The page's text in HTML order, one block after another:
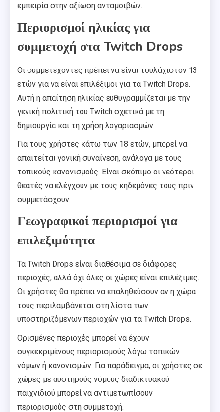
εμπειρία στην αξίωση ανταμοιβών.
Περιορισμοί ηλικίας για
συμμετοχή στα Twitch Drops
Οι συμμετέχοντες πρέπει να είναι τουλάχιστον 13
ετών για να είναι επιλέξιμοι για τα Twitch Drops.
Αυτή η απαίτηση ηλικίας ευθυγραμμίζεται με την
γενική πολιτική του Twitch σχετικά με τη
δημιουργία και τη χρήση λογαριασμών.
Για τους χρήστες κάτω των 18 ετών, μπορεί να
απαιτείται γονική συναίνεση, ανάλογα με τους
τοπικούς κανονισμούς. Είναι σκόπιμο οι νεότεροι
θεατές να ελέγχουν με τους κηδεμόνες τους πριν
συμμετάσχουν.
Γεωγραφικοί περιορισμοί για
επιλεξιμότητα
Τα Twitch Drops είναι διαθέσιμα σε διάφορες
περιοχές, αλλά όχι όλες οι χώρες είναι επιλέξιμες.
Οι χρήστες θα πρέπει να επαληθεύσουν αν η χώρα
τους περιλαμβάνεται στη λίστα των
υποστηριζόμενων περιοχών για τα Twitch Drops.
Ορισμένες περιοχές μπορεί να έχουν
συγκεκριμένους περιορισμούς λόγω τοπικών
νόμων ή κανονισμών. Για παράδειγμα, οι χρήστες σε
χώρες με αυστηρούς νόμους διαδικτυακού
παιχνιδιού μπορεί να αντιμετωπίσουν
περιορισμούς στη συμμετοχή.